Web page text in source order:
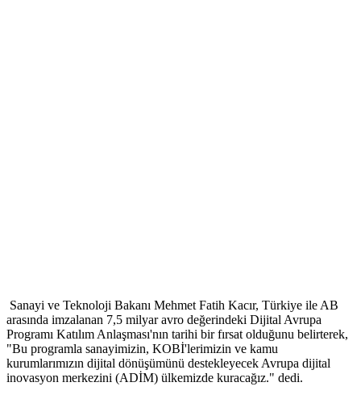
Sanayi ve Teknoloji Bakanı Mehmet Fatih Kacır, Türkiye ile AB
arasında imzalanan 7,5 milyar avro değerindeki Dijital Avrupa
Programı Katılım Anlaşması'nın tarihi bir fırsat olduğunu belirterek,
"Bu programla sanayimizin, KOBİ'lerimizin ve kamu
kurumlarımızın dijital dönüşümünü destekleyecek Avrupa dijital
inovasyon merkezini (ADİM) ülkemizde kuracağız." dedi.